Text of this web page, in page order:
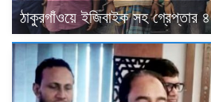
ঠাকুরগাঁওয়ে ইজিবাইক সহ গ্রেপ্তার ৪